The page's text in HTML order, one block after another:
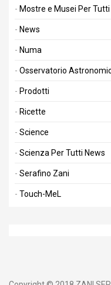
Mostre e Musei Per Tutti
News
Numa
Osservatorio
Prodotti
Ricette
Science
Scienza Per Tutti News
Serafino Zani
Touch-MeL